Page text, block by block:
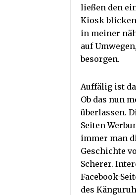
ließen den
Kiosk
in meiner
auf
besorgen.
Auffälig ist
Ob das nun
überlassen.
Seiten
immer man
Geschichte
Scherer.
Facebook-
des